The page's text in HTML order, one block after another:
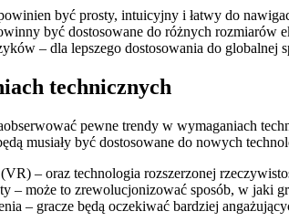
być prosty, intuicyjny i łatwy do
być dostosowane do różnych rozmiarów
– dla lepszego dostosowania do globalnej
technicznych
pewne trendy w wymaganiach
musiały być dostosowane do nowych
– oraz technologia rozszerzonej
– może to zrewolucjonizować sposób, w jaki
– gracze będą oczekiwać bardziej